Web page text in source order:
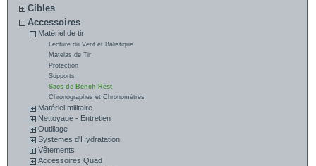
Cibles
Accessoires
Matériel de tir
Lecture du Vent et Balistique
Matelas de Tir
Protection
Supports
Sacs de Bench Rest
Chronographes et Chronomètres
Matériel militaire
Nettoyage - Entretien
Outillage
Systèmes d'Hydratation
Vêtements
Accessoires Quad